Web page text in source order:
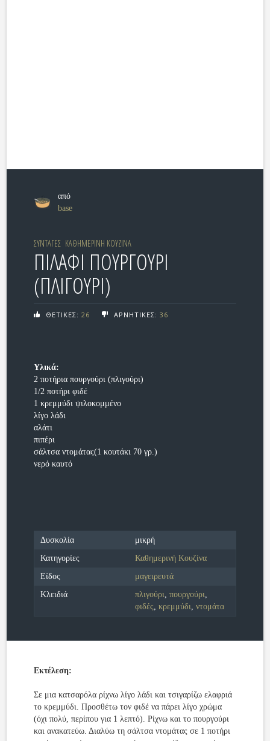
από
base
ΣΥΝΤΑΓΕΣ ΚΑΘΗΜΕΡΙΝΗ ΚΟΥΖΙΝΑ
ΠΙΛΑΦΙ ΠΟΥΡΓΟΥΡΙ
(ΠΛΙΓΟΥΡΙ)
ΘΕΤΙΚΕΣ: 26 ΑΡΝΗΤΙΚΕΣ: 36
Υλικά:
2 ποτήρια πουργούρι (πλιγούρι)
1/2 ποτήρι φιδέ
1 κρεμμύδι ψιλοκομμένο
λίγο λάδι
αλάτι
πιπέρι
σάλτσα ντομάτας(1 κουτάκι 70 γρ.)
νερό καυτό
Δυσκολία
μικρή
Κατηγορίες
Καθημερινή Κουζίνα
Είδος
μαγειρευτά
Κλειδιά
πλιγούρι, πουργούρι,
φιδές, κρεμμύδι, ντομάτα
Εκτέλεση:
Σε μια κατσαρόλα ρίχνω λίγο λάδι και τσιγαρίζω ελαφριά
το κρεμμύδι. Προσθέτω τον φιδέ να πάρει λίγο χρώμα
(όχι πολύ, περίπου για 1 λεπτό). Ρίχνω και το πουργούρι
και ανακατεύω. Διαλύω τη σάλτσα ντομάτας σε 1 ποτήρι